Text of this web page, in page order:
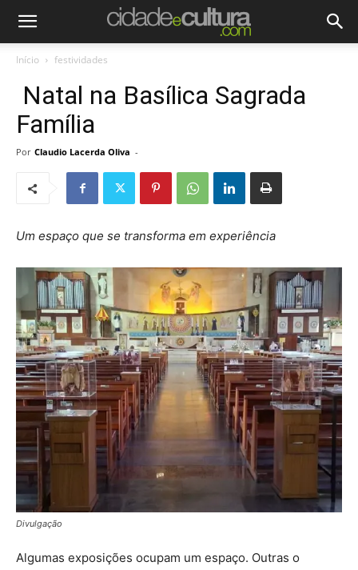
Início festividades
Natal na Basílica Sagrada
Família
Por Claudio Lacerda Oliva -
Um espaço que se transforma em experiência
Divulgação
Algumas exposições ocupam um espaço. Outras o